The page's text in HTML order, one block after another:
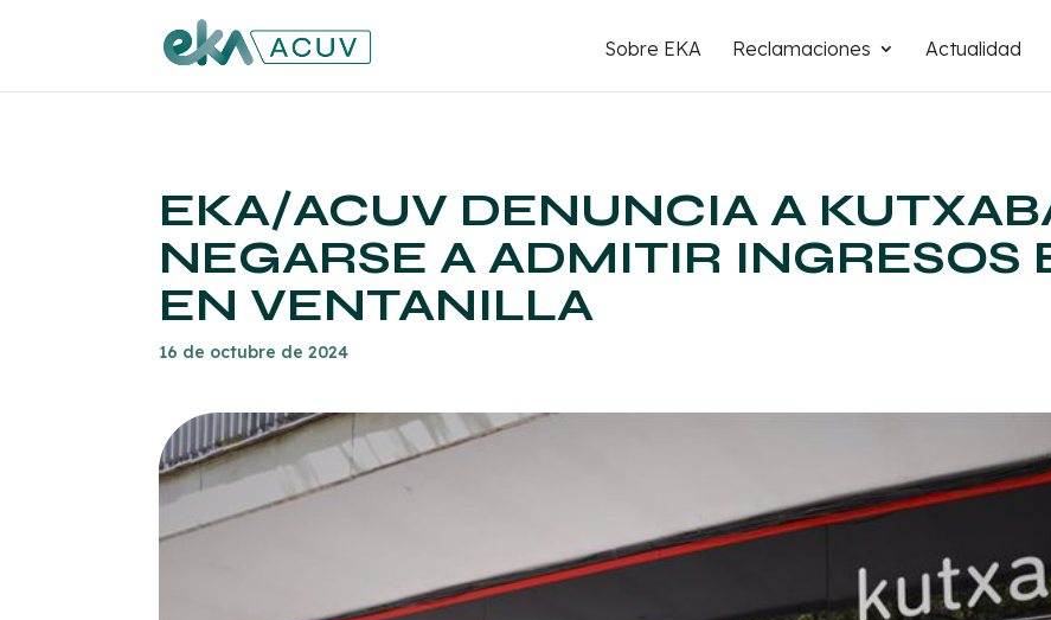
Sobre EKA Reclamaciones Actualidad
EKA/ACUV DENUNCIA A
NEGARSE A ADMITIR INGRESOS
EN VENTANILLA
16 de octubre de 2024